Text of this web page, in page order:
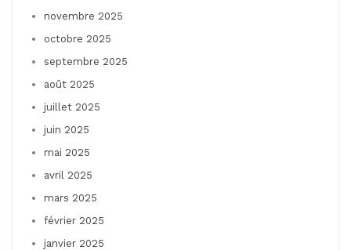
novembre 2025
octobre 2025
septembre 2025
août 2025
juillet 2025
juin 2025
mai 2025
avril 2025
mars 2025
février 2025
janvier 2025